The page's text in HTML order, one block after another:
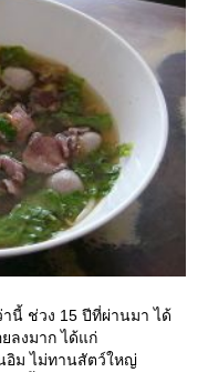
านี้ ช่วง 15 ปีที่ผ่านมา ได้
ลงมาก ได้แก่
อิม ไม่ทานสัตว์ใหญ่